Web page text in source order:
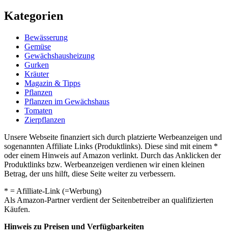
Kategorien
Bewässerung
Gemüse
Gewächshausheizung
Gurken
Kräuter
Magazin & Tipps
Pflanzen
Pflanzen im Gewächshaus
Tomaten
Zierpflanzen
Unsere Webseite finanziert sich durch platzierte Werbeanzeigen und
sogenannten Affiliate Links (Produktlinks). Diese sind mit einem *
oder einem Hinweis auf Amazon verlinkt. Durch das Anklicken der
Produktlinks bzw. Werbeanzeigen verdienen wir einen kleinen
Betrag, der uns hilft, diese Seite weiter zu verbessern.
* = Afilliate-Link (=Werbung)
Als Amazon-Partner verdient der Seitenbetreiber an qualifizierten
Käufen.
Hinweis zu Preisen und Verfügbarkeiten